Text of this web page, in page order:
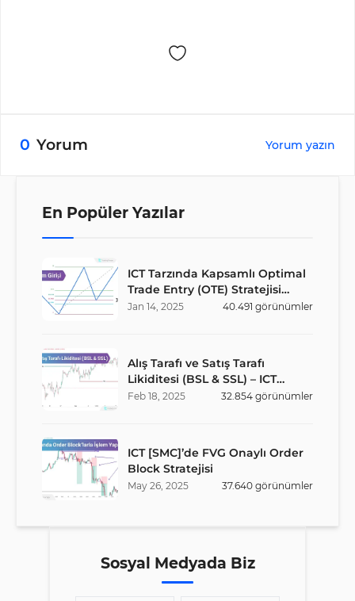
0 Yorum Yorum yazın
En Popüler Yazılar
ICT Tarzında Kapsamlı Optimal
Trade Entry (OTE) Stratejisi
Rehberi
Jan 14, 2025 40.491 görünümler
Alış Tarafı ve Satış Tarafı
Likiditesi (BSL & SSL) – ICT
Stratejisi
Feb 18, 2025 32.854 görünümler
ICT [SMC]’de FVG Onaylı Order
Block Stratejisi
May 26, 2025 37.640 görünümler
Sosyal Medyada Biz